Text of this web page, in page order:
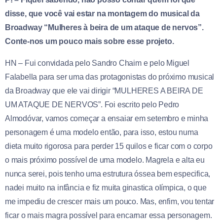
disse, que você vai estar na montagem do musical da
Broadway “Mulheres à beira de um ataque de nervos”.
Conte-nos um pouco mais sobre esse projeto.
HN – Fui convidada pelo Sandro Chaim e pelo Miguel
Falabella para ser uma das protagonistas do próximo musical
da Broadway que ele vai dirigir “MULHERES A BEIRA DE
UM ATAQUE DE NERVOS”. Foi escrito pelo Pedro
Almodóvar, vamos começar a ensaiar em setembro e minha
personagem é uma modelo então, para isso, estou numa
dieta muito rigorosa para perder 15 quilos e ficar com o corpo
o mais próximo possível de uma modelo. Magrela e alta eu
nunca serei, pois tenho uma estrutura óssea bem especifica,
nadei muito na infância e fiz muita ginastica olímpica, o que
me impediu de crescer mais um pouco. Mas, enfim, vou tentar
ficar o mais magra possível para encarnar essa personagem.